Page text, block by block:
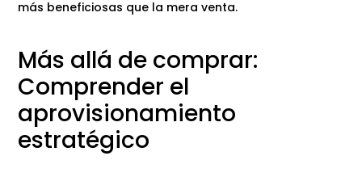
más beneficiosas que la mera venta.
Más allá de comprar:
Comprender el
aprovisionamiento
estratégico